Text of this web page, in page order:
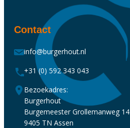
Contact
info@burgerhout.nl
+31 (0) 592 343 043
Bezoekadres:
Burgerhout
Burgemeester Grollemanweg 14
9405 TN Assen